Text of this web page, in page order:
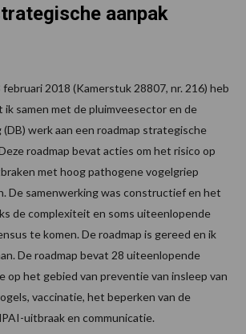
aanpak
2018 (Kamerstuk 28807, nr. 216) heb
ik samen met de pluimveesector en de
werk aan een roadmap strategische
roadmap bevat acties om het risico op
met hoog pathogene vogelgriep
De samenwerking was constructief en het
de complexiteit en soms uiteenlopende
te komen. De roadmap is gereed en ik
De roadmap bevat 28 uiteenlopende
op het gebied van preventie van insleep van
vaccinatie, het beperken van de
uitbraak en communicatie.